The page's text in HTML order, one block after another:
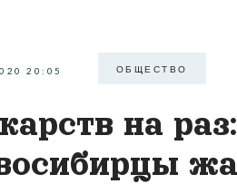
20:05 ОБЩЕСТВО
на раз: